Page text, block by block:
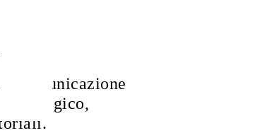
comunicazione
strategico,